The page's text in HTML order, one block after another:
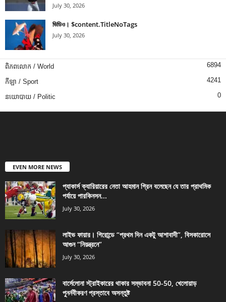
July 30, 2026
ভিডিও। $content.TitleNoTags
July 30, 2026
ពិភពលោក / World 6894
កីឡា / Sport 4241
នយោបាយ / Politic 0
EVEN MORE NEWS
প্যাকার্স ক্যারিয়ারের নেতা আহমান গ্রিন বলেছেন যে তার প্রাথমিক
পর্যায়ে পারকিনসন...
July 30, 2026
লাইভ ফায়ার। গিরোন্ডে “প্রথম দিন একটু আশাবাদী”, বিসকারোসে
আগুন “নিয়ন্ত্রনে”
July 30, 2026
বার্সেলোনা স্ট্রাইকারের থাকার সম্ভাবনা 50-50, খেলোয়াড়
পুনর্নবীকরণ প্রস্তাবে অসন্তুষ্ট